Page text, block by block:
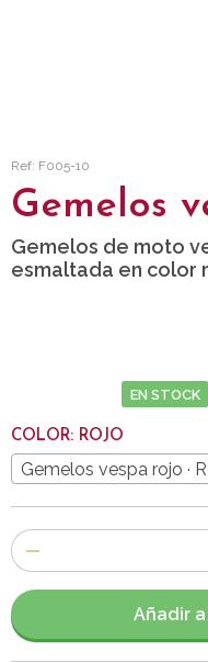
Ref: F005-10
Gemelos
Gemelos de moto
esmaltada en color
EN STOCK
COLOR: ROJO
Gemelos vespa rojo ·
Número
de
artículos
Añadir